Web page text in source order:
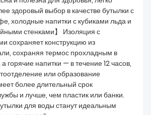
здоровый выбор в качестве бутылки с
холодные напитки с кубиками льда и
стенками】 Изоляция с
сохраняет конструкцию из
сохраняя термос прохладным в
горячие напитки — в течение 12 часов,
или образование
более длительный срок
и лучше, чем пластик или банки.
для воды станут идеальным